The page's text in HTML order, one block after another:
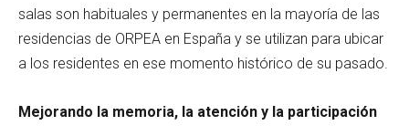
salas son habituales y permanentes en la mayoría de las
residencias de ORPEA en España y se utilizan para ubicar
a los residentes en ese momento histórico de su pasado.
Mejorando la memoria, la atención y la participación